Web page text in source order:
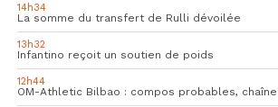
14h34
La somme du transfert de Rulli dévoilée
13h32
Infantino reçoit un soutien de poids
12h44